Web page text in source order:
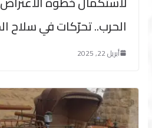
الحرب.. تحرّكات في سلاح
أبريل 22, 2025